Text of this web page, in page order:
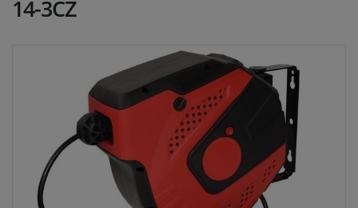
14-3CZ